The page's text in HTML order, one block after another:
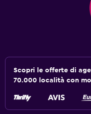
Scopri le offerte di
70.000 località con